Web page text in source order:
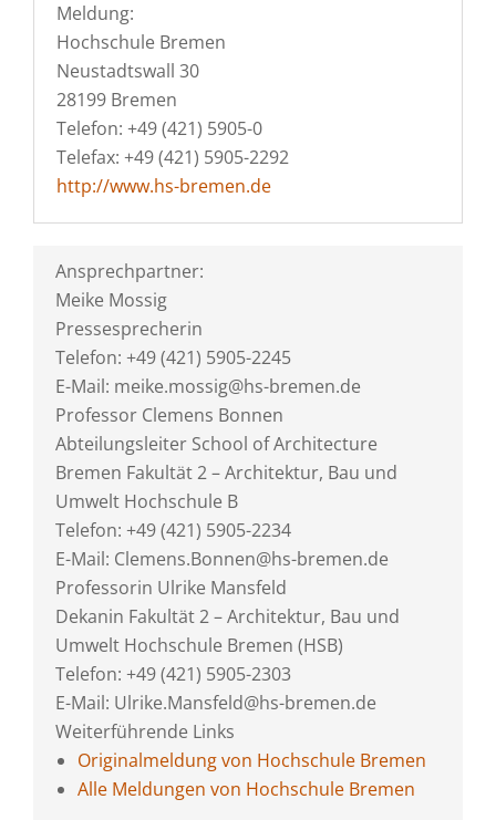
Meldung:
Hochschule Bremen
Neustadtswall 30
28199 Bremen
Telefon: +49 (421) 5905-0
Telefax: +49 (421) 5905-2292
http://www.hs-bremen.de
Ansprechpartner:
Meike Mossig
Pressesprecherin
Telefon: +49 (421) 5905-2245
E-Mail: meike.mossig@hs-bremen.de
Professor Clemens Bonnen
Abteilungsleiter School of Architecture
Bremen Fakultät 2 – Architektur, Bau und
Umwelt Hochschule B
Telefon: +49 (421) 5905-2234
E-Mail: Clemens.Bonnen@hs-bremen.de
Professorin Ulrike Mansfeld
Dekanin Fakultät 2 – Architektur, Bau und
Umwelt Hochschule Bremen (HSB)
Telefon: +49 (421) 5905-2303
E-Mail: Ulrike.Mansfeld@hs-bremen.de
Weiterführende Links
Originalmeldung von Hochschule Bremen
Alle Meldungen von Hochschule Bremen